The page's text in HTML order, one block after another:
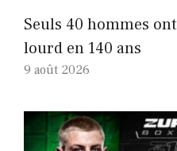
Seuls 40 hommes
lourd en 140 ans
9 août 2026